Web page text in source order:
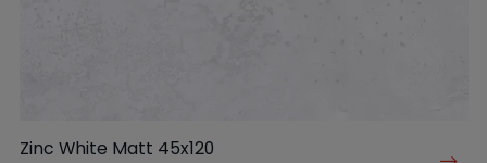
Zinc White Matt 45x120